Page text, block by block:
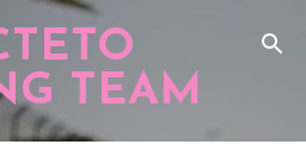
o conteúdo principal
TEAM